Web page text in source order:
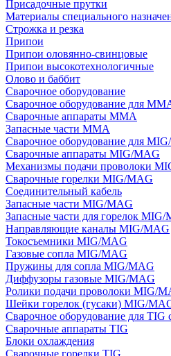
Присадочные прутки
Материалы специального
Строжка и резка
Припои
Припои оловянно-свинцовые
Припои высокотехнологичные
Олово и баббит
Сварочное оборудование
Сварочное оборудование для
Сварочные аппараты MMA
Запасные части MMA
Сварочное оборудование для
Сварочные аппараты MIG/MAG
Механизмы подачи проволоки
Сварочные горелки MIG/MAG
Соединительный кабель
Запасные части MIG/MAG
Запасные части для горелок MIG/
Направляющие каналы MIG/MAG
Токосъемники MIG/MAG
Газовые сопла MIG/MAG
Пружины для сопла MIG/MAG
Диффузоры газовые MIG/MAG
Ролики подачи проволоки MIG/
Шейки горелок (гусаки) MIG/
Сварочное оборудование для TIG
Сварочные аппараты TIG
Блоки охлаждения
Сварочные горелки TIG